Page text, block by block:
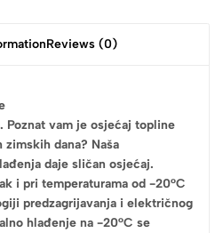
Reviews (0)
Poznat vam je osjećaj topline
dana? Naša
daje sličan osjećaj.
i pri temperaturama od -20°C
predzagrijavanja i električnog
hlađenje na -20°C se